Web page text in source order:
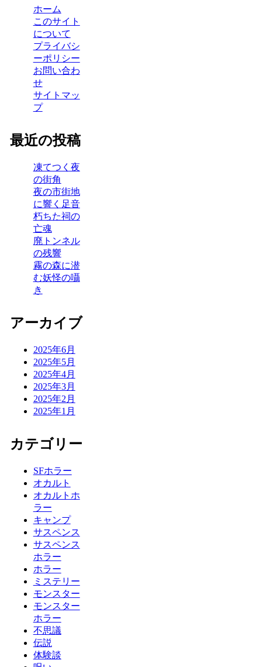
ホーム
このサイト
について
プライバシ
ーポリシー
お問い合わ
せ
サイトマッ
プ
最近の投稿
凍てつく夜
の街角
夜の市街地
に響く足音
朽ちた祠の
亡魂
廃トンネル
の残響
霧の森に潜
む妖怪の囁
き
アーカイブ
2025年6月
2025年5月
2025年4月
2025年3月
2025年2月
2025年1月
カテゴリー
SFホラー
オカルト
オカルトホ
ラー
キャンプ
サスペンス
サスペンス
ホラー
ホラー
ミステリー
モンスター
モンスター
ホラー
不思議
伝説
体験談